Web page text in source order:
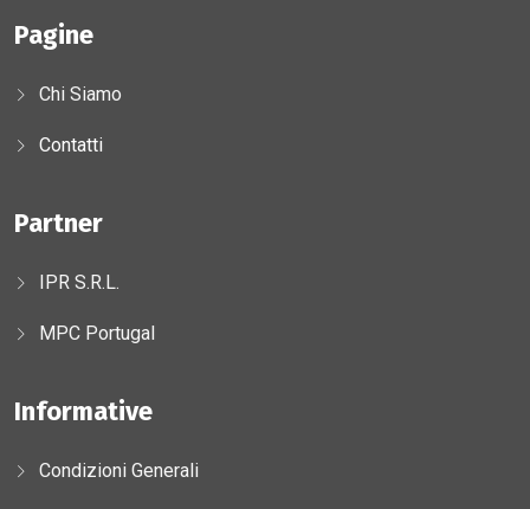
Pagine
Chi Siamo
Contatti
Partner
IPR S.r.l.
MPC Portugal
Informative
Condizioni Generali